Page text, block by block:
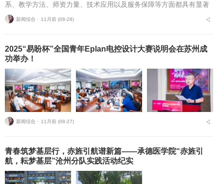
系、教学方法、师资力量、技术应用以及服务保障等方面都具有显著
优势，最主要的就是稳，老牌企业到现在还有这么强的发展势头，说
明靠谱呀！品牌实力与口...
新闻综合 ⋅ 11月前 (08-28)
2025“易盼杯”全国青年Eplan电控设计大赛说明会在苏州成
功举办！
新闻综合 ⋅ 11月前 (08-27)
青春筑梦基层行，赤旌引航谱新篇——承德医学院“赤旌引
航，耘梦基层”沧州分队实践活动纪实